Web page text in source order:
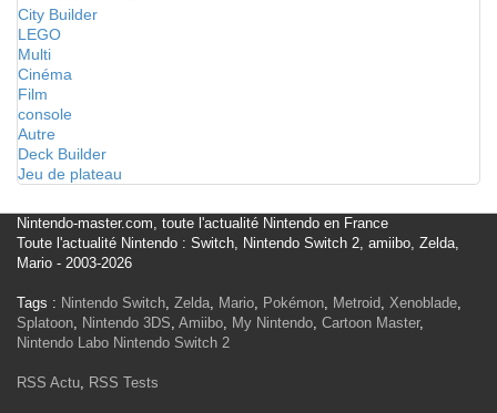
City Builder
LEGO
Multi
Cinéma
Film
console
Autre
Deck Builder
Jeu de plateau
Nintendo-master.com, toute l'actualité Nintendo en France
Toute l'actualité Nintendo : Switch, Nintendo Switch 2, amiibo, Zelda,
Mario - 2003-2026
Tags : Nintendo Switch, Zelda, Mario, Pokémon, Metroid, Xenoblade,
Splatoon, Nintendo 3DS, Amiibo, My Nintendo, Cartoon Master,
Nintendo Labo Nintendo Switch 2
RSS Actu, RSS Tests